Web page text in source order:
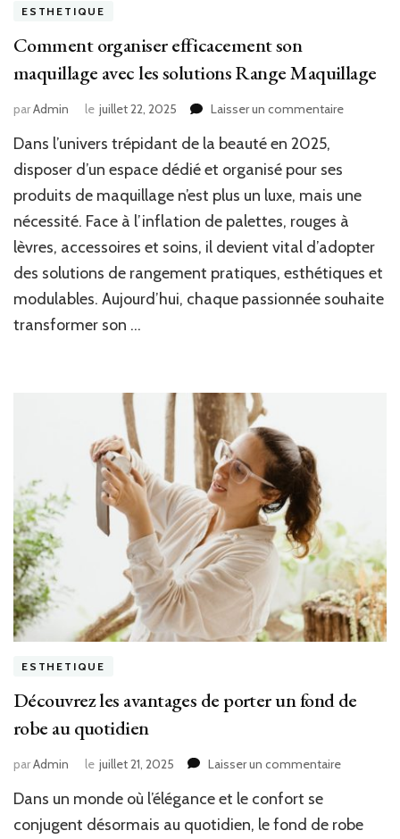
ESTHETIQUE
Comment organiser efficacement son
maquillage avec les solutions Range Maquillage
parAdmin le juillet 22, 2025 Laisser un commentairesur
avec
les
solutions
Range
Maquillage
Dans l’univers trépidant de la beauté en 2025,
disposer d’un espace dédié et organisé pour ses
produits de maquillage n’est plus un luxe, mais une
nécessité. Face à l’inflation de palettes, rouges à
lèvres, accessoires et soins, il devient vital d’adopter
des solutions de rangement pratiques, esthétiques et
modulables. Aujourd’hui, chaque passionnée souhaite
transformer son …
ESTHETIQUE
Découvrez les avantages de porter un fond de
robe au quotidien
parAdmin le juillet 21, 2025 Laisser un commentairesur
avantages
Dans un monde où l’élégance et le confort se
conjugent désormais au quotidien, le fond de robe